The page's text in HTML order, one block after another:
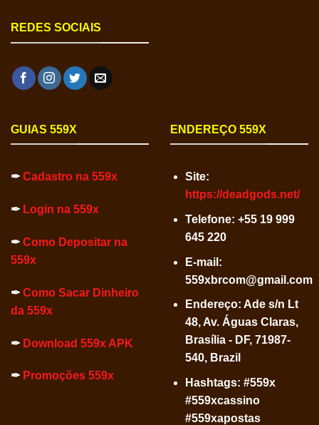
REDES SOCIAIS
GUIAS 559X
✒ Cadastro na 559x
✒ Login na 559x
✒ Como Depositar na
559x
✒ Como Sacar Dinheiro
da 559x
✒ Download 559x APK
✒ Promoções 559x
ENDEREÇO 559X
Site:
https://deadgods.net/
Telefone: +55 19 999
645 220
E-mail:
559xbrcom@gmail.com
Endereço: Ade s/n Lt
48, Av. Águas Claras,
Brasília - DF, 71987-
540, Brazil
Hashtags: #559x
#559xcassino
#559xapostas